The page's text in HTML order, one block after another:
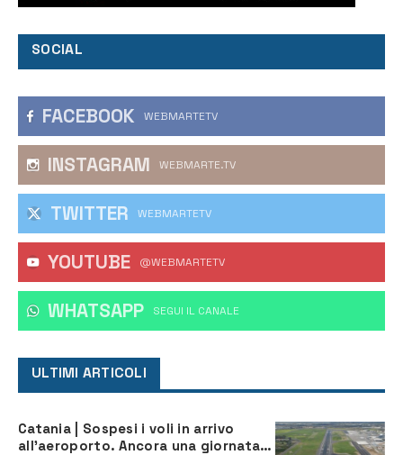
SOCIAL
FACEBOOK WEBMARTETV
INSTAGRAM WEBMARTE.TV
TWITTER WEBMARTETV
YOUTUBE @WEBMARTETV
WHATSAPP ‎SEGUI IL CANALE
ULTIMI ARTICOLI
Catania | Sospesi i voli in arrivo
all’aeroporto. Ancora una giornata